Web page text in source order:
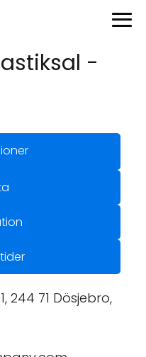
-
244 71 Dösjebro,